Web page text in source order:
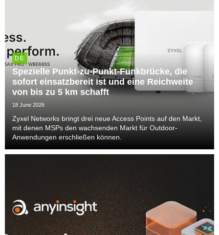
DE
Spezielle Punkt-zu-Punkt-Funkbrücke, die
sofort einsatzbereit ist und eine Reichweite
von bis zu 5 km schafft
18 June 2026
Zyxel Networks bringt drei neue Access Points auf den Markt,
mit denen MSPs den wachsenden Markt für Outdoor-
Anwendungen erschließen können.